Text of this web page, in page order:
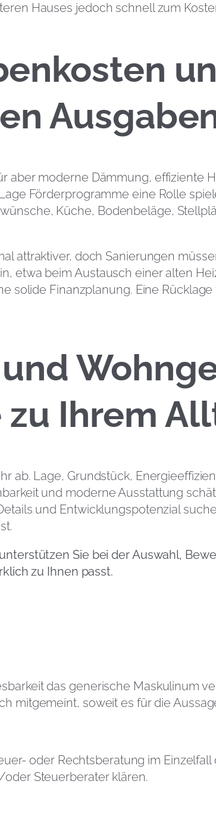
Hauses jedoch schnell zum
aber moderne Dämmung, effiziente
Förderprogramme eine Rolle
Küche, Bodenbeläge,
attraktiver, doch Sanierungen
etwa beim Austausch einer alten
solide Finanzplanung. Eine
Ihrem
ab. Lage, Grundstück,
und moderne Ausstattung
und Entwicklungspotenzial
Sie bei der Auswahl,
zu Ihnen passt.
das generische Maskulinum
mitgemeint, soweit es für die
oder Rechtsberatung im
Steuerberater klären.